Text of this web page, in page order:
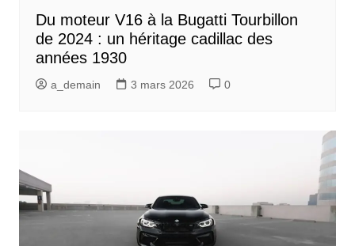
Du moteur V16 à la Bugatti Tourbillon
de 2024 : un héritage cadillac des
années 1930
a_demain 3 mars 2026 0